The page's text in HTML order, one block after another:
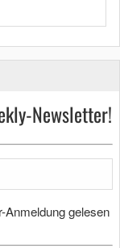
Newsletter!
Anmeldung gelesen